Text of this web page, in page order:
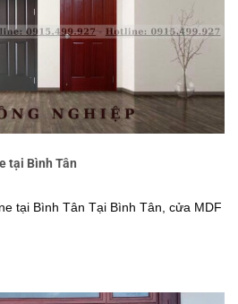
tại Bình Tân
tại Bình Tân Tại Bình Tân, cửa MDF